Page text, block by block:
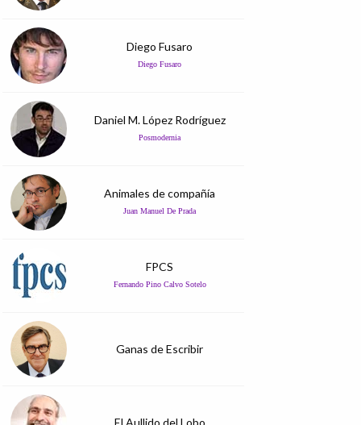
Diego Fusaro
Diego Fusaro
Daniel M. López Rodríguez
Posmodernia
Animales de compañía
Juan Manuel De Prada
FPCS
Fernando Pino Calvo Sotelo
Ganas de Escribir
El Aullido del Lobo